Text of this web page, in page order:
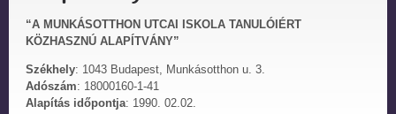
“A MUNKÁSOTTHON UTCAI ISKOLA TANULÓIÉRT
KÖZHASZNÚ ALAPÍTVÁNY”
Székhely: 1043 Budapest, Munkásotthon u. 3.
Adószám: 18000160-1-41
Alapítás időpontja: 1990. 02.02.